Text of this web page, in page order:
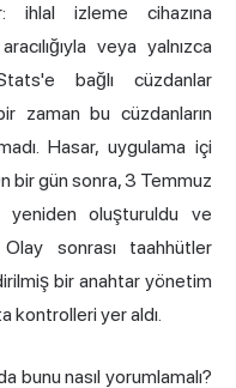
ihlal izleme cihazına
veya yalnızca
bağlı cüzdanlar
zaman bu cüzdanların
Hasar, uygulama içi
bir gün sonra, 3 Temmuz
yeniden oluşturuldu ve
sonrası taahhütler
bir anahtar yönetim
kontrolleri yer aldı.
bunu nasıl yorumlamalı?